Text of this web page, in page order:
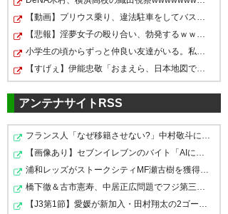
契約更新ありがとうございま
す。
正直ほっとしました。
ここから強い水戸を体現してほ
しいですし、進化の過程を楽し
みにしています。
きっと苦しい道のりになると思
いますがきっと樹森監督ならや
が本番だぜ、310万載一遇の百
年構想リーグとかいう練習試合
シーズンをどう活かせるかが本
番だぜ樹森大介監督(ﾟ∀ﾟ 三 ﾟ
∀ﾟ)
— あと (atmarker1)2026, 6月
11
【動画】プリウス乗り、違法駐車をしてバスを1時間遅延さ…
【悲報】淫夢女子の殴り合い、勃発するｗｗｗｗ
小学生の頃からずっと仲良い友達がいる。私はその友達の…
【すげぇ】伊能忠敬「おまえら、日本地図できたで～～～…
アンテナサイトRSS
フランス人「なぜ移籍させない?」中村敬斗に複数オファー…
【画像あり】セブンイレブンのバイト「AIにちいかわの画…
浦和レッズがストークシティMF瀬古樹を獲得へ 現地では…
橋下徹＆古市憲寿、中居正広問題でフジ第三者委員会を批判
【J3第1節】愛媛が新加入・田村翔太の2ゴールなど4得点で…